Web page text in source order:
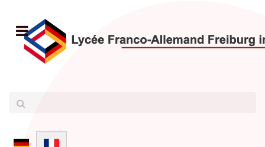
Sélectionnez votre langue